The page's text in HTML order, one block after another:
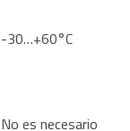
-30…+60°C
No es necesario